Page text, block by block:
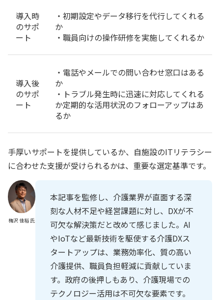
導入時
のサポ
ート
・初期設定やデータ移行を代行してくれる
か
・職員向けの操作研修を実施してくれるか
導入後
のサポ
ート
・電話やメールでの問い合わせ窓口はある
か
・トラブル発生時に迅速に対応してくれる
か定期的な活用状況のフォローアップはあ
るか
手厚いサポートを提供しているか、自施設のITリテラシー
に合わせた支援が受けられるかは、重要な選定基準です。
梅沢 佳裕 氏
本記事を監修し、介護業界が直面する深
刻な人材不足や経営課題に対し、DXが不
可欠な解決策だと改めて感じました。AI
やIoTなど最新技術を駆使する介護DXス
タートアップは、業務効率化、質の高い
介護提供、職員負担軽減に貢献していま
す。政府の後押しもあり、介護現場での
テクノロジー活用は不可欠な要素です。